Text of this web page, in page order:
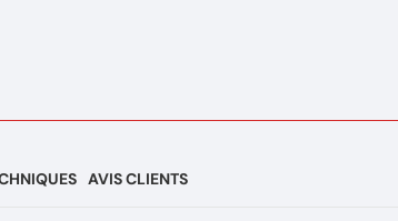
AVIS CLIENTS